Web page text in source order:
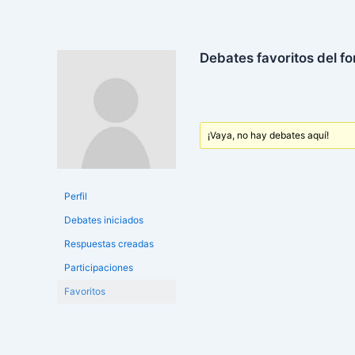
Perfil
Debates iniciados
Respuestas creadas
Participaciones
Favoritos
Debates favoritos del
¡Vaya, no hay debates aquí!